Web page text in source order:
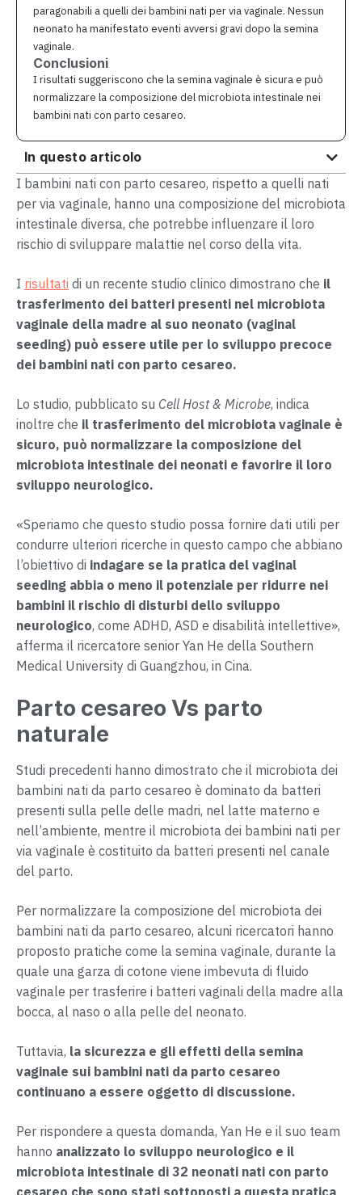
paragonabili a quelli dei bambini nati per via vaginale. Nessun
neonato ha manifestato eventi avversi gravi dopo la semina
vaginale.
Conclusioni
I risultati suggeriscono che la semina vaginale è sicura e può
normalizzare la composizione del microbiota intestinale nei
bambini nati con parto cesareo.
In questo articolo
I bambini nati con parto cesareo, rispetto a quelli nati
per via vaginale, hanno una composizione del microbiota
intestinale diversa, che potrebbe influenzare il loro
rischio di sviluppare malattie nel corso della vita.
I risultati di un recente studio clinico dimostrano che il
trasferimento dei batteri presenti nel microbiota
vaginale della madre al suo neonato (vaginal
seeding) può essere utile per lo sviluppo precoce
dei bambini nati con parto cesareo.
Lo studio, pubblicato su Cell Host & Microbe, indica
inoltre che il trasferimento del microbiota vaginale è
sicuro, può normalizzare la composizione del
microbiota intestinale dei neonati e favorire il loro
sviluppo neurologico.
«Speriamo che questo studio possa fornire dati utili per
condurre ulteriori ricerche in questo campo che abbiano
l’obiettivo di indagare se la pratica del vaginal
seeding abbia o meno il potenziale per ridurre nei
bambini il rischio di disturbi dello sviluppo
neurologico, come ADHD, ASD e disabilità intellettive»,
afferma il ricercatore senior Yan He della Southern
Medical University di Guangzhou, in Cina.
Parto cesareo Vs parto
naturale
Studi precedenti hanno dimostrato che il microbiota dei
bambini nati da parto cesareo è dominato da batteri
presenti sulla pelle delle madri, nel latte materno e
nell’ambiente, mentre il microbiota dei bambini nati per
via vaginale è costituito da batteri presenti nel canale
del parto.
Per normalizzare la composizione del microbiota dei
bambini nati da parto cesareo, alcuni ricercatori hanno
proposto pratiche come la semina vaginale, durante la
quale una garza di cotone viene imbevuta di fluido
vaginale per trasferire i batteri vaginali della madre alla
bocca, al naso o alla pelle del neonato.
Tuttavia, la sicurezza e gli effetti della semina
vaginale sui bambini nati da parto cesareo
continuano a essere oggetto di discussione.
Per rispondere a questa domanda, Yan He e il suo team
hanno analizzato lo sviluppo neurologico e il
microbiota intestinale di 32 neonati nati con parto